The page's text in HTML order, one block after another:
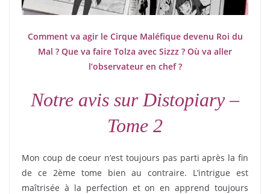
Comment va agir le Cirque Maléfique devenu Roi du
Mal ? Que va faire Tolza avec Sizzz ? Où va aller
l’observateur en chef ?
Notre avis sur Distopiary –
Tome 2
Mon coup de coeur n’est toujours pas parti après la fin
de ce 2ème tome bien au contraire. L’intrigue est
maîtrisée à la perfection et on en apprend toujours